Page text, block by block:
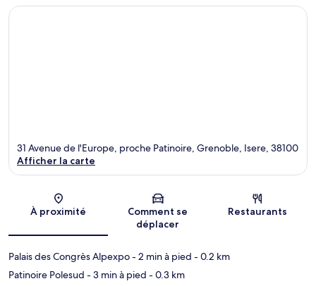
Carte
31 Avenue de l'Europe, proche Patinoire, Grenoble, Isere, 38100
Afficher la carte
À proximité
Comment se
déplacer
Restaurants
Palais des Congrès Alpexpo- 2 min à pied - 0.2 km
Patinoire Polesud - 3 min à pied - 0.3 km